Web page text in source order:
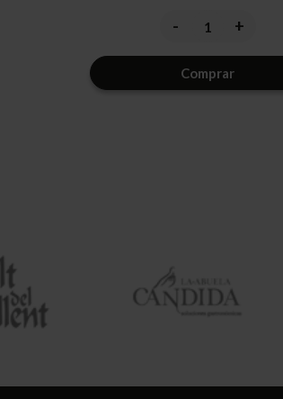
Disminuir
undefined
-
Aumentar
undefined
+
Comprar